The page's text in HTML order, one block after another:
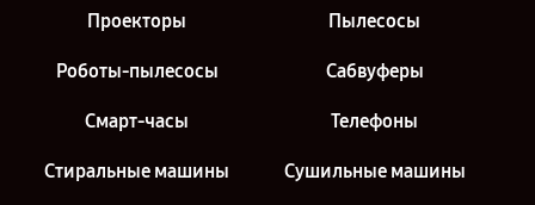
Проекторы Пылесосы
Роботы-пылесосы Сабвуферы
Смарт-часы Телефоны
Стиральные машины Сушильные машины